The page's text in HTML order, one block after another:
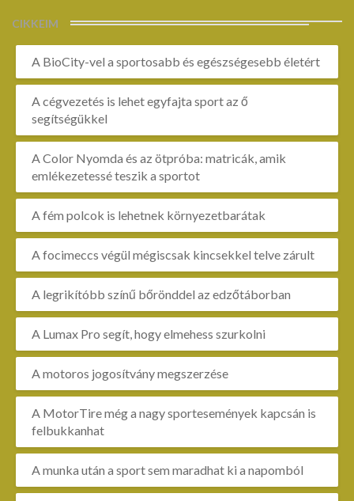
CIKKEIM
A BioCity-vel a sportosabb és egészségesebb életért
A cégvezetés is lehet egyfajta sport az ő
segítségükkel
A Color Nyomda és az ötpróba: matricák, amik
emlékezetessé teszik a sportot
A fém polcok is lehetnek környezetbarátak
A focimeccs végül mégiscsak kincsekkel telve zárult
A legrikítóbb színű bőrönddel az edzőtáborban
A Lumax Pro segít, hogy elmehess szurkolni
A motoros jogosítvány megszerzése
A MotorTire még a nagy sportesemények kapcsán is
felbukkanhat
A munka után a sport sem maradhat ki a napomból